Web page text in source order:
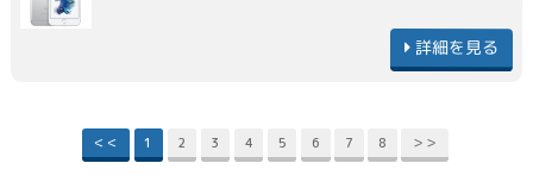
詳細を見る
＜＜ 1 2 3 4 5 6 7 8 ＞＞